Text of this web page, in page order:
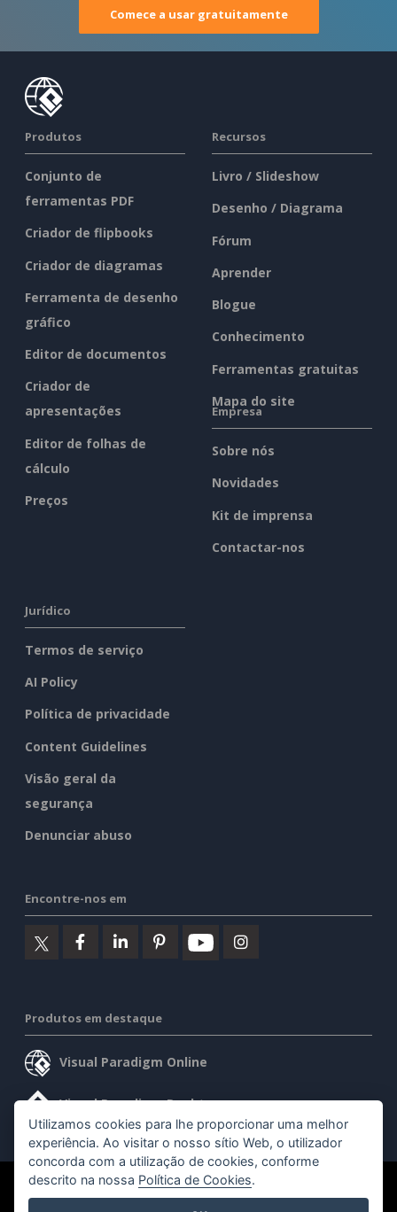
Comece a usar gratuitamente
Produtos
Conjunto de
ferramentas PDF
Criador de flipbooks
Criador de diagramas
Ferramenta de desenho
gráfico
Editor de documentos
Criador de
apresentações
Editor de folhas de
cálculo
Preços
Recursos
Livro / Slideshow
Desenho / Diagrama
Fórum
Aprender
Blogue
Conhecimento
Ferramentas gratuitas
Mapa do site
Empresa
Sobre nós
Novidades
Kit de imprensa
Contactar-nos
Jurídico
Termos de serviço
AI Policy
Política de privacidade
Content Guidelines
Visão geral da
segurança
Denunciar abuso
Encontre-nos em
Produtos em destaque
Visual Paradigm Online
Visual Paradigm Desktop
©2026 by Visual Paradigm. Todos os direitos reservados.
Utilizamos cookies para lhe proporcionar uma melhor
experiência. Ao visitar o nosso sítio Web, o utilizador
concorda com a utilização de cookies, conforme
descrito na nossa Política de Cookies.